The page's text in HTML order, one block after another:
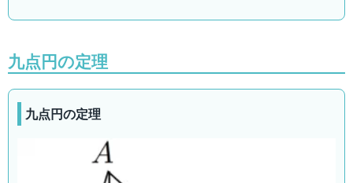
九点円の定理
九点円の定理